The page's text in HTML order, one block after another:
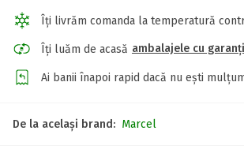
Îți livrăm comanda la temperatură
Îți luăm de acasă ambalajele cu
Ai banii înapoi rapid dacă nu ești
De la același brand: Marcel